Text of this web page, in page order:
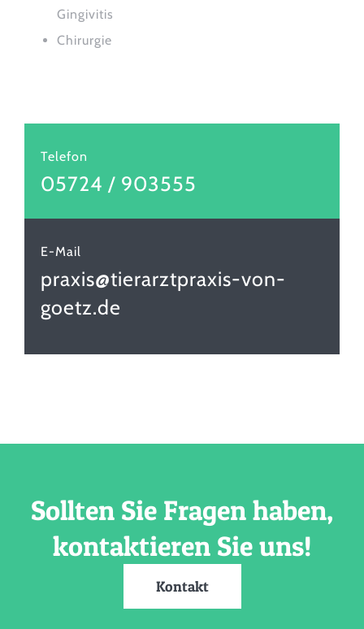
Gingivitis
Chirurgie
Telefon
05724 / 903555
E-Mail
praxis@tierarztpraxis-von-
goetz.de
Sollten Sie Fragen haben,
kontaktieren Sie uns!
Kontakt